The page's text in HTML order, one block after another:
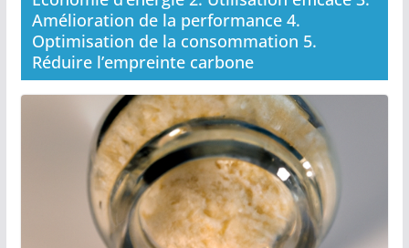
Amélioration de la performance 4.
Optimisation de la consommation 5.
Réduire l’empreinte carbone